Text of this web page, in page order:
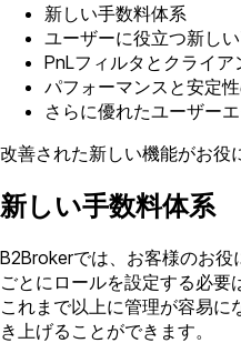
新しい手数料体系
ユーザーに役立つ新し
PnLフィルタとクライア
パフォーマンスと安定
さらに優れたユーザー
改善された新しい機能がお役
新しい手数料体系
B2Brokerでは、お客様のお
ごとにロールを設定する必
これまで以上に管理が容易
き上げることができます。